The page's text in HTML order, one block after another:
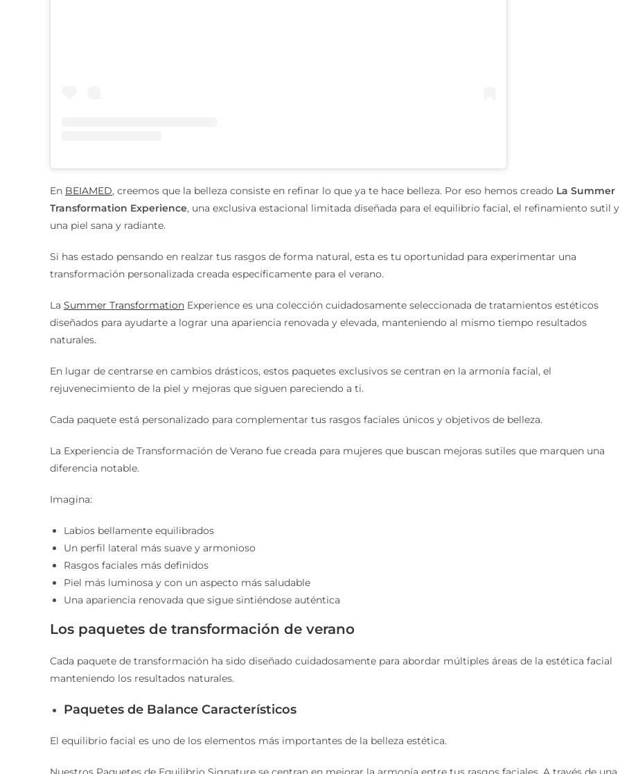
En BEIAMED, creemos que la belleza consiste en refinar lo que ya te hace belleza. Por eso hemos creado La Summer
Transformation Experience, una exclusiva estacional limitada diseñada para el equilibrio facial, el refinamiento sutil y
una piel sana y radiante.
Si has estado pensando en realzar tus rasgos de forma natural, esta es tu oportunidad para experimentar una
transformación personalizada creada específicamente para el verano.
La Summer Transformation Experience es una colección cuidadosamente seleccionada de tratamientos estéticos
diseñados para ayudarte a lograr una apariencia renovada y elevada, manteniendo al mismo tiempo resultados
naturales.
En lugar de centrarse en cambios drásticos, estos paquetes exclusivos se centran en la armonía facial, el
rejuvenecimiento de la piel y mejoras que siguen pareciendo a ti.
Cada paquete está personalizado para complementar tus rasgos faciales únicos y objetivos de belleza.
La Experiencia de Transformación de Verano fue creada para mujeres que buscan mejoras sutiles que marquen una
diferencia notable.
Imagina:
Labios bellamente equilibrados
Un perfil lateral más suave y armonioso
Rasgos faciales más definidos
Piel más luminosa y con un aspecto más saludable
Una apariencia renovada que sigue sintiéndose auténtica
Los paquetes de transformación de verano
Cada paquete de transformación ha sido diseñado cuidadosamente para abordar múltiples áreas de la estética facial
manteniendo los resultados naturales.
Paquetes de Balance Característicos
El equilibrio facial es uno de los elementos más importantes de la belleza estética.